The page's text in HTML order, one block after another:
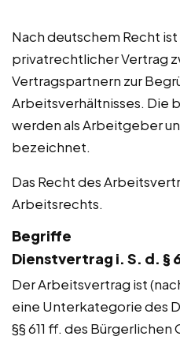
Nach deutschem Recht
privatrechtlicher Vertrag
Vertragspartnern zur
Arbeitsverhältnisses. Die
werden als Arbeitgeber
bezeichnet.
Das Recht des
Arbeitsrechts.
Begriffe
Dienstvertrag i. S. d. §
Der Arbeitsvertrag ist
eine Unterkategorie des
§§ 611 ff. des